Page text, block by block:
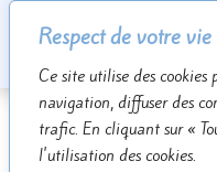
Respect de votre
Ce site utilise des
navigation, diffuser des
trafic. En cliquant sur «
l'utilisation des cookies.